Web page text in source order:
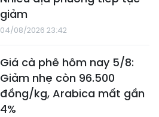
giảm
04/08/2026 23:42
Giá cà phê hôm nay 5/8:
Giảm nhẹ còn 96.500
đồng/kg, Arabica mất gần
4%